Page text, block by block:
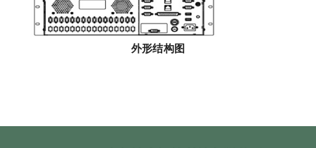
外形结构图